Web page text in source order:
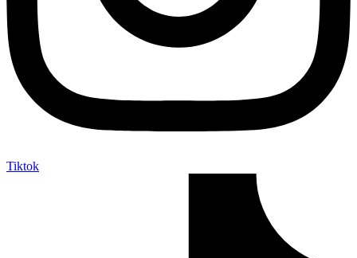
Tiktok